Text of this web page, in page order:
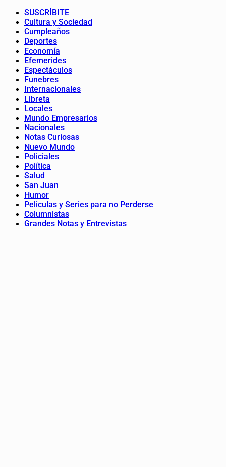
SUSCRÍBITE
Cultura y Sociedad
Cumpleaños
Deportes
Economía
Efemerides
Espectáculos
Funebres
Internacionales
Libreta
Locales
Mundo Empresarios
Nacionales
Notas Curiosas
Nuevo Mundo
Policiales
Política
Salud
San Juan
Humor
Peliculas y Series para no Perderse
Columnistas
Grandes Notas y Entrevistas